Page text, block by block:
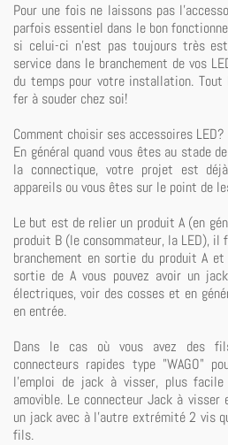
Pour une fois ne laissons pas
parfois essentiel dans le bon
si celui-ci n'est pas toujours très
service dans le branchement de vos
du temps pour votre installation. Tout
fer à souder chez soi!
Comment choisir ses accessoires LED?
En général quand vous êtes au stade
la connectique, votre projet est
appareils ou vous êtes sur le point de
Le but est de relier un produit A (en
produit B (le consommateur, la LED), il
branchement en sortie du produit A
sortie de A vous pouvez avoir un
électriques, voir des cosses et en
en entrée.
Dans le cas où vous avez des
connecteurs rapides type "WAGO"
l'emploi de jack à visser, plus
amovible. Le connecteur Jack à
un jack avec à l'autre extrémité 2 vis
fils.